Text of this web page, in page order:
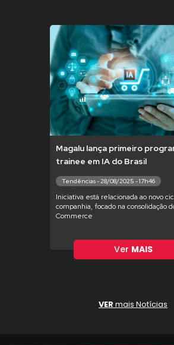
Magalu lança primeiro
trainee em IA do Brasil
Tendências - 28/08/2025 - 17h46
Iniciativa está relacionada ao novo
companhia, focado na consolidação
Commerce
Ver MAIS
VER mais Notícias